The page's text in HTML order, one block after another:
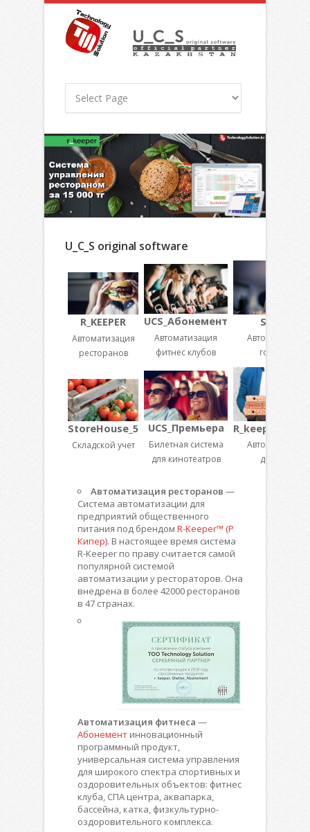
U_C_S original software
R_KEEPER
Автоматизация
ресторанов
UCS_Абонемент
Автоматизация
фитнес клубов
Shelter
Автоматизация
гостиниц
StoreHouse_5
Складской учет
UCS_Премьера
Билетная система
для кинотеатров
Автоматизация
доставки
Автоматизация ресторанов —
Система автоматизации для
предприятий общественного
питания под брендом R-Keeper™ (Р
Кипер). В настоящее время система
R-Keeper по праву считается самой
популярной системой
автоматизации у рестораторов. Она
внедрена в более 42000 ресторанов
в 47 странах.
Автоматизация фитнеса —
Абонемент инновационный
программный продукт,
универсальная система управления
для широкого спектра спортивных и
оздоровительных объектов: фитнес
клуба, СПА центра, аквапарка,
бассейна, катка, физкультурно-
оздоровительного комплекса.